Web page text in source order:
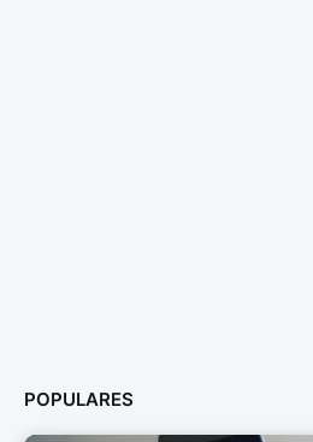
POPULARES